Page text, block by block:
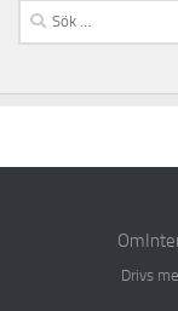
Sök
efter:
Drivs